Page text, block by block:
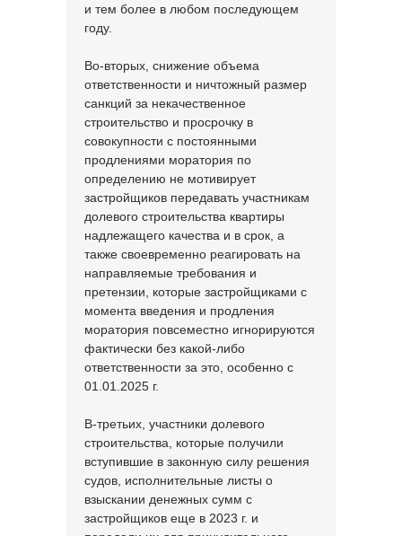
и тем более в любом последующем
году.
Во-вторых, снижение объема
ответственности и ничтожный размер
санкций за некачественное
строительство и просрочку в
совокупности с постоянными
продлениями моратория по
определению не мотивирует
застройщиков передавать участникам
долевого строительства квартиры
надлежащего качества и в срок, а
также своевременно реагировать на
направляемые требования и
претензии, которые застройщиками с
момента введения и продления
моратория повсеместно игнорируются
фактически без какой-либо
ответственности за это, особенно с
01.01.2025 г.
В-третьих, участники долевого
строительства, которые получили
вступившие в законную силу решения
судов, исполнительные листы о
взыскании денежных сумм с
застройщиков еще в 2023 г. и